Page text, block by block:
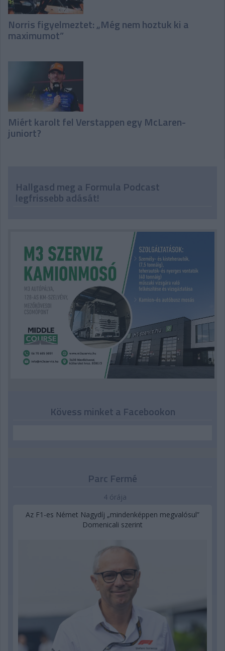
Norris figyelmeztet: „Még nem hoztuk ki a
maximumot”
Miért karolt fel Verstappen egy McLaren-
juniort?
Hallgasd meg a Formula Podcast
legfrissebb adását!
Kövess minket a Facebookon
Parc Fermé
4 órája
Az F1-es Német Nagydíj „mindenképpen megvalósul”
Domenicali szerint